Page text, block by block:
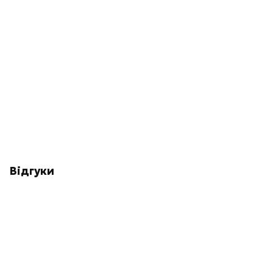
Відгуки